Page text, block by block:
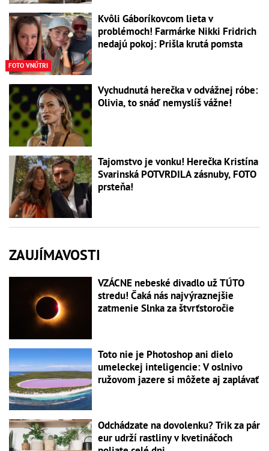
FOTO VNÚTRI
Kvôli Gáboríkovcom lieta v
problémoch! Farmárke Nikki Fridrich
nedajú pokoj: Prišla krutá pomsta
Vychudnutá herečka v odvážnej róbe:
Olivia, to snáď nemyslíš vážne!
Tajomstvo je vonku! Herečka Kristína
Svarinská POTVRDILA zásnuby, FOTO
prsteňa!
ZAUJÍMAVOSTI
VZÁCNE nebeské divadlo už TÚTO
stredu! Čaká nás najvýraznejšie
zatmenie Slnka za štvrťstoročie
Toto nie je Photoshop ani dielo
umeleckej inteligencie: V oslnivo
ružovom jazere si môžete aj zaplávať
Odchádzate na dovolenku? Trik za pár
eur udrží rastliny v kvetináčoch